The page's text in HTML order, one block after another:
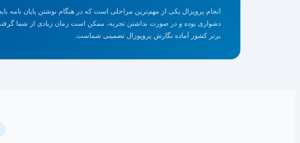
انجام پروپزال یکی از مهم‌ترین مراحلی است که در هنگام نوشتن پایان نامه
دشواری بوده و در صورت نداشتن تجربه، ممکن است زمان زیادی از شما گرفته
برتر کشور آماده نگارش پروپوزال تضمینی شماست.